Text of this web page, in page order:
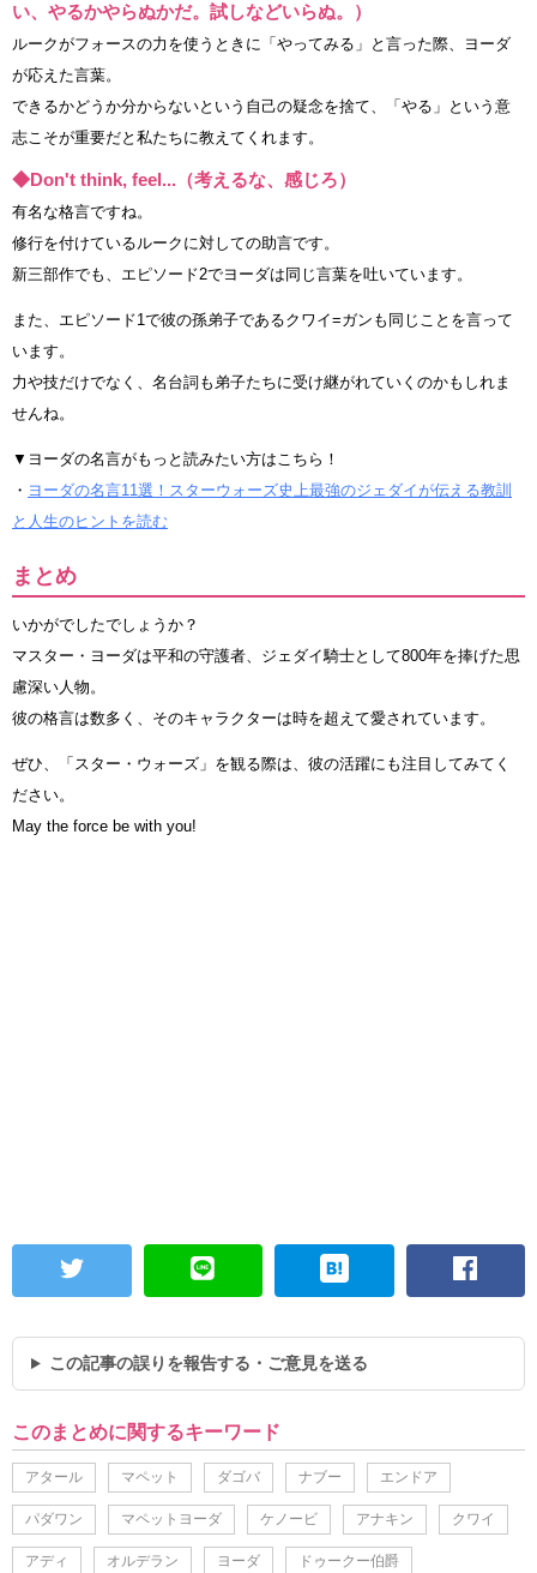
い、やるかやらぬかだ。試しなどいらぬ。）
ルークがフォースの力を使うときに「やってみる」と言った際、ヨーダ
が応えた言葉。
できるかどうか分からないという自己の疑念を捨て、「やる」という意
志こそが重要だと私たちに教えてくれます。
◆Don't think, feel...（考えるな、感じろ）
有名な格言ですね。
修行を付けているルークに対しての助言です。
新三部作でも、エピソード2でヨーダは同じ言葉を吐いています。
また、エピソード1で彼の孫弟子であるクワイ=ガンも同じことを言って
います。
力や技だけでなく、名台詞も弟子たちに受け継がれていくのかもしれま
せんね。
▼ヨーダの名言がもっと読みたい方はこちら！
・ ヨーダの名言11選！スターウォーズ史上最強のジェダイが伝える教訓
と人生のヒントを読む
まとめ
いかがでしたでしょうか？
マスター・ヨーダは平和の守護者、ジェダイ騎士として800年を捧げた思
慮深い人物。
彼の格言は数多く、そのキャラクターは時を超えて愛されています。
ぜひ、「スター・ウォーズ」を観る際は、彼の活躍にも注目してみてく
ださい。
May the force be with you!
この記事の誤りを報告する・ご意見を送る
このまとめに関するキーワード
アタール マペット ダゴバ ナブー エンドア
パダワン マペットヨーダ ケノービ アナキン クワイ
アディ オルデラン ヨーダ ドゥークー伯爵